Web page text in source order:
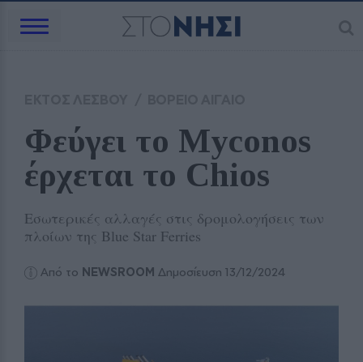
Φεύγει το Myconos
έρχεται το Chios
Εσωτερικές αλλαγές στις δρομολογήσεις των
πλοίων της Blue Star Ferries
Από το NEWSROOM Δημοσίευση 13/12/2024